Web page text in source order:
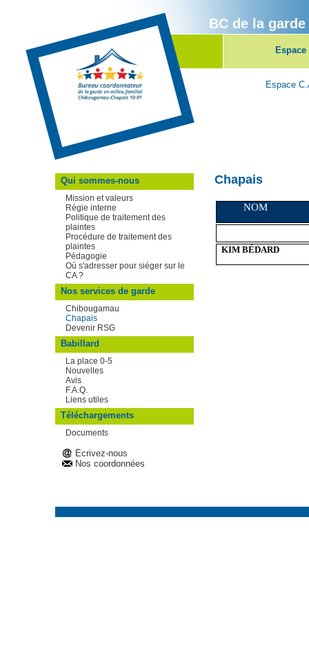
BC de la
Espace
Qui sommes-nous
Mission et valeurs
Régie interne
Politique de traitement des
plaintes
Procédure de traitement des
plaintes
Pédagogie
Où s'adresser pour siéger sur le
CA ?
Nos services de garde
Chibougamau
Chapais
Devenir RSG
Babillard
La place 0-5
Nouvelles
Avis
F.A.Q.
Liens utiles
Téléchargements
Documents
Écrivez-nous
Nos coordonnées
Chapais
NOM
KIM BÉDARD